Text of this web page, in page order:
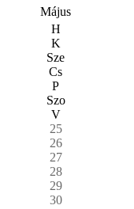
Május
H
K
Sze
Cs
P
Szo
V
25
26
27
28
29
30